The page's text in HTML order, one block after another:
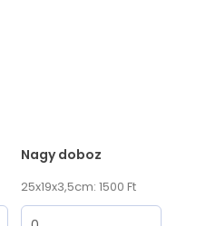
Nagy doboz
25x19x3,5cm: 1500 Ft